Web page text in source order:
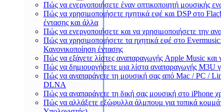
Πώς να ενεργοποιήσετε έναν οπτικοποιητή μουσικής
Πώς να χρησιμοποιήσετε ηχητικά εφέ και DSP στο
έντασης και άλλα
Πώς να ενεργοποιήσετε και να χρησιμοποιήσετε την
Πώς να χρησιμοποιήσετε τα ηχητικά εφέ στο
Κανονικοποίηση έντασης
Πώς να εξάγετε λίστες αναπαραγωγής Apple Music και
Πώς να δημιουργήσετε μια λίστα αναπαραγωγής
Πώς να αναπαράγετε τη μουσική σας από Mac / PC /
DLNA
Πώς να αναπαράγετε τη δική σας μουσική στο iPhone
Πώς να αλλάξετε εξώφυλλα άλμπουμ για τοπικά